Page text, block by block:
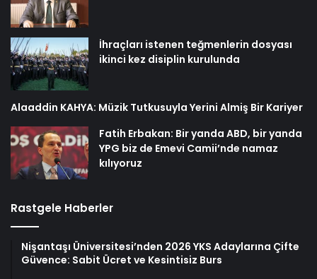
İhraçları istenen teğmenlerin dosyası
ikinci kez disiplin kurulunda
Alaaddin KAHYA: Müzik Tutkusuyla Yerini Almiş Bir Kariyer
Fatih Erbakan: Bir yanda ABD, bir yanda
YPG biz de Emevi Camii’nde namaz
kılıyoruz
Rastgele Haberler
Nişantaşı Üniversitesi’nden 2026 YKS Adaylarına Çifte
Güvence: Sabit Ücret ve Kesintisiz Burs